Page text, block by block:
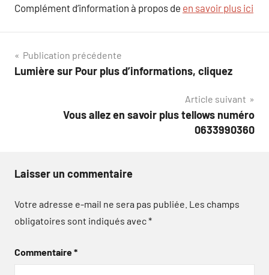
Complément d’information à propos de en savoir plus ici
Navigation
de
Publication précédente
Lumière sur Pour plus d’informations, cliquez
Article suivant
Vous allez en savoir plus tellows numéro
0633990360
Laisser un commentaire
Votre adresse e-mail ne sera pas publiée. Les champs
obligatoires sont indiqués avec*
Commentaire*